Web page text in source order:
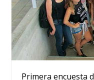
Primera encuesta